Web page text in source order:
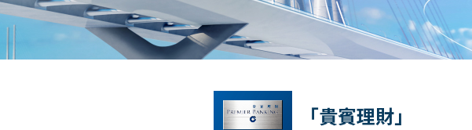
「貴賓理財」